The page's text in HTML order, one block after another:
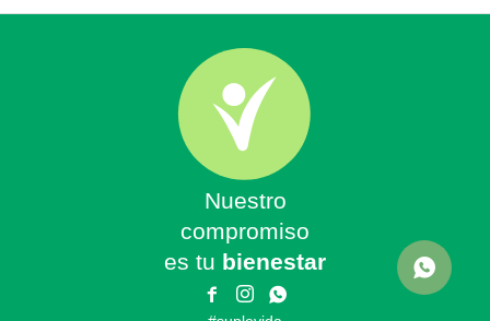
Nuestro
compromiso
es tu bienestar
 
